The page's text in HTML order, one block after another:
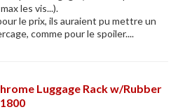
les vis...).
le prix, ils auraient pu mettre un
comme pour le spoiler....
Luggage Rack w/Rubber